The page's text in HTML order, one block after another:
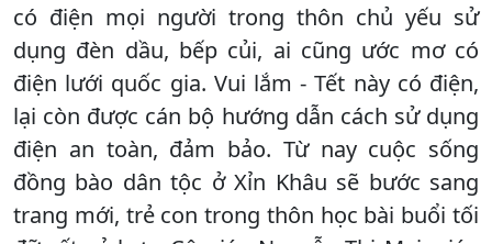
có điện mọi người trong thôn chủ yếu sử
dụng đèn dầu, bếp củi, ai cũng ước mơ có
điện lưới quốc gia. Vui lắm - Tết này có điện,
lại còn được cán bộ hướng dẫn cách sử dụng
điện an toàn, đảm bảo. Từ nay cuộc sống
đồng bào dân tộc ở Xỉn Khâu sẽ bước sang
trang mới, trẻ con trong thôn học bài buổi tối